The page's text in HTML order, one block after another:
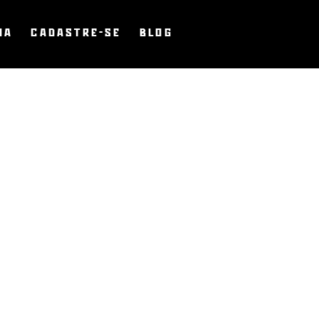
CADASTRE-SE BLOG